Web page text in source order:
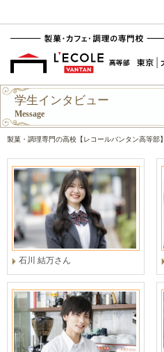
学生インタビュー
Message
製菓・調理専門の高校【レコールバンタン高等部】
石川 結万さん